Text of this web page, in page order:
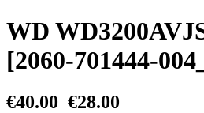
WD
[2060-701444-
€40.00 €28.00